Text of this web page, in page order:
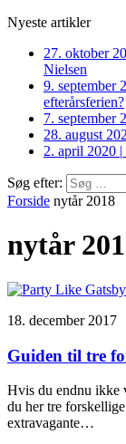
Nyeste artikler
27. oktober
Nielsen
9. september
efterårsferien?
7. september
28. august
2. april 2020 |
Søg efter:
Forside nytår 2018
nytår
18. december 2017
Guiden til tre
Hvis du endnu ikke
du her tre
extravagante…